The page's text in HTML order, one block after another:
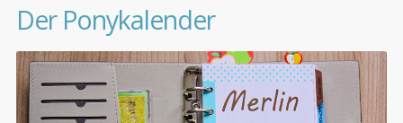
Der Ponykalender